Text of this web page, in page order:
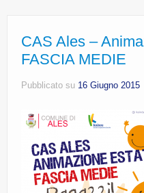
Area Giovani | Bajania
Area Ricerca,
Whistleblowing
Lavora con noi
Centro Antiviolenza
CAS Ales –
FASCIA MEDIE
Pubblicato su 16 Giugno 2015